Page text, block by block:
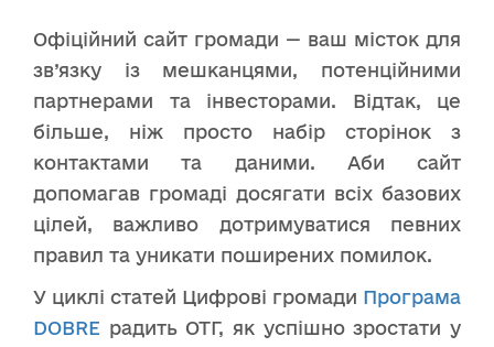
Офіційний сайт громади — ваш місток для
зв’язку із мешканцями, потенційними
партнерами та інвесторами. Відтак, це
більше, ніж просто набір сторінок з
контактами та даними. Аби сайт
допомагав громаді досягати всіх базових
цілей, важливо дотримуватися певних
правил та уникати поширених помилок.
У циклі статей Цифрові громади Програма
DOBRE радить ОТГ, як успішно зростати у